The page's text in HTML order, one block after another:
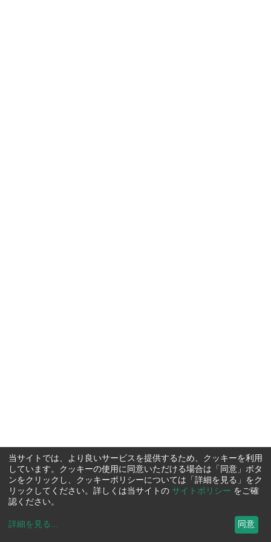
当サイトでは、より良いサービスを提供するため、クッキーを利用
しています。クッキーの使用に同意いただける場合は「同意」ボタ
ンをクリックし、クッキーポリシーについては「詳細を見る」をク
リックしてください。詳しくは当サイトの サイトポリシー をご確
認ください。
詳細を見る ... 同意